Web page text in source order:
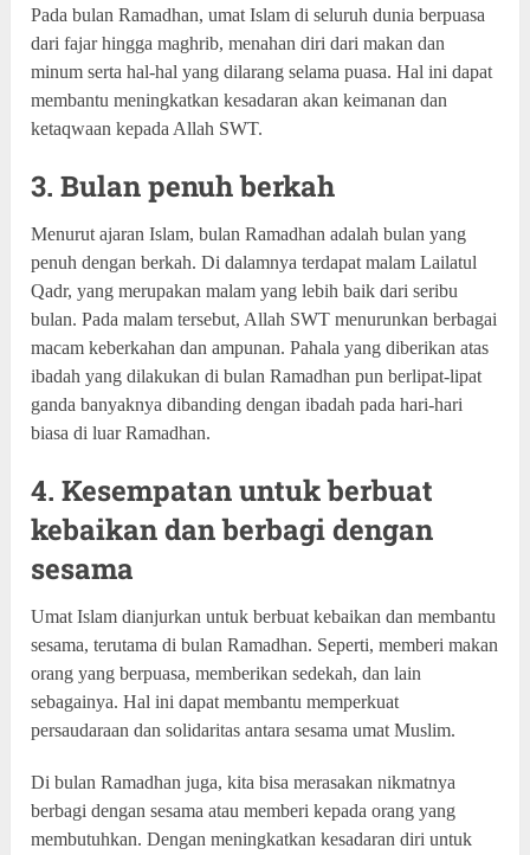
Pada bulan Ramadhan, umat Islam di seluruh dunia berpuasa
dari fajar hingga maghrib, menahan diri dari makan dan
minum serta hal-hal yang dilarang selama puasa. Hal ini dapat
membantu meningkatkan kesadaran akan keimanan dan
ketaqwaan kepada Allah SWT.
3. Bulan penuh berkah
Menurut ajaran Islam, bulan Ramadhan adalah bulan yang
penuh dengan berkah. Di dalamnya terdapat malam Lailatul
Qadr, yang merupakan malam yang lebih baik dari seribu
bulan. Pada malam tersebut, Allah SWT menurunkan berbagai
macam keberkahan dan ampunan. Pahala yang diberikan atas
ibadah yang dilakukan di bulan Ramadhan pun berlipat-lipat
ganda banyaknya dibanding dengan ibadah pada hari-hari
biasa di luar Ramadhan.
4. Kesempatan untuk berbuat
kebaikan dan berbagi dengan
sesama
Umat Islam dianjurkan untuk berbuat kebaikan dan membantu
sesama, terutama di bulan Ramadhan. Seperti, memberi makan
orang yang berpuasa, memberikan sedekah, dan lain
sebagainya. Hal ini dapat membantu memperkuat
persaudaraan dan solidaritas antara sesama umat Muslim.
Di bulan Ramadhan juga, kita bisa merasakan nikmatnya
berbagi dengan sesama atau memberi kepada orang yang
membutuhkan. Dengan meningkatkan kesadaran diri untuk